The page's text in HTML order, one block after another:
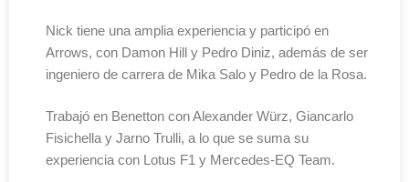
Nick tiene una amplia experiencia y participó en
Arrows, con Damon Hill y Pedro Diniz, además de ser
ingeniero de carrera de Mika Salo y Pedro de la Rosa.
Trabajó en Benetton con Alexander Würz, Giancarlo
Fisichella y Jarno Trulli, a lo que se suma su
experiencia con Lotus F1 y Mercedes-EQ Team.